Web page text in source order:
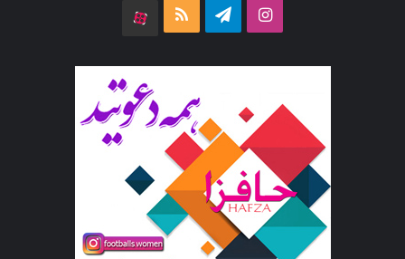
اینستاگرامتلگرام خوراک